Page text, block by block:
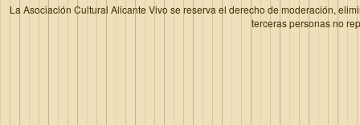
La Asociación Cultural Alicante Vivo se reserva el derecho de moderación,
terceras personas no